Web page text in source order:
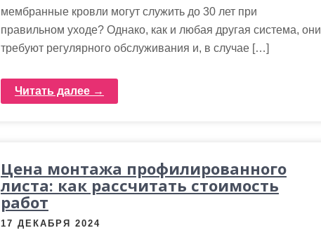
мембранные кровли могут служить до 30 лет при
правильном уходе? Однако, как и любая другая система, они
требуют регулярного обслуживания и, в случае […]
Читать далее →
Цена монтажа профилированного
листа: как рассчитать стоимость
работ
17 ДЕКАБРЯ 2024